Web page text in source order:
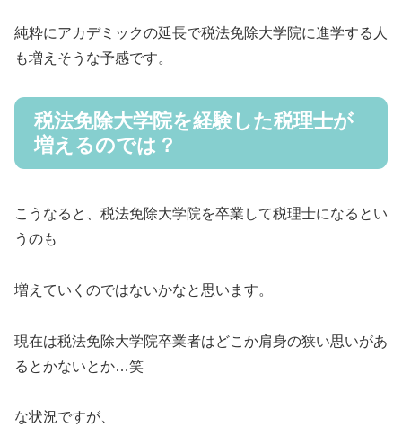
純粋にアカデミックの延長で税法免除大学院に進学する人
も増えそうな予感です。
税法免除大学院を経験した税理士が
増えるのでは？
こうなると、税法免除大学院を卒業して税理士になるとい
うのも
増えていくのではないかなと思います。
現在は税法免除大学院卒業者はどこか肩身の狭い思いがあ
るとかないとか…笑
な状況ですが、